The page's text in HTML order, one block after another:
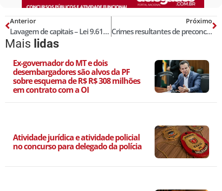
Anterior
Lavagem de capitais – Lei 9.613/98
Próximo
Crimes resultantes de preconceitos de raça ou de cor – Lei 7.716/89
Mais lidas
Ex-governador do MT e dois
desembargadores são alvos da PF
sobre esquema de R$ R$ 308 milhões
em contrato com a OI
Atividade jurídica e atividade policial
no concurso para delegado da polícia